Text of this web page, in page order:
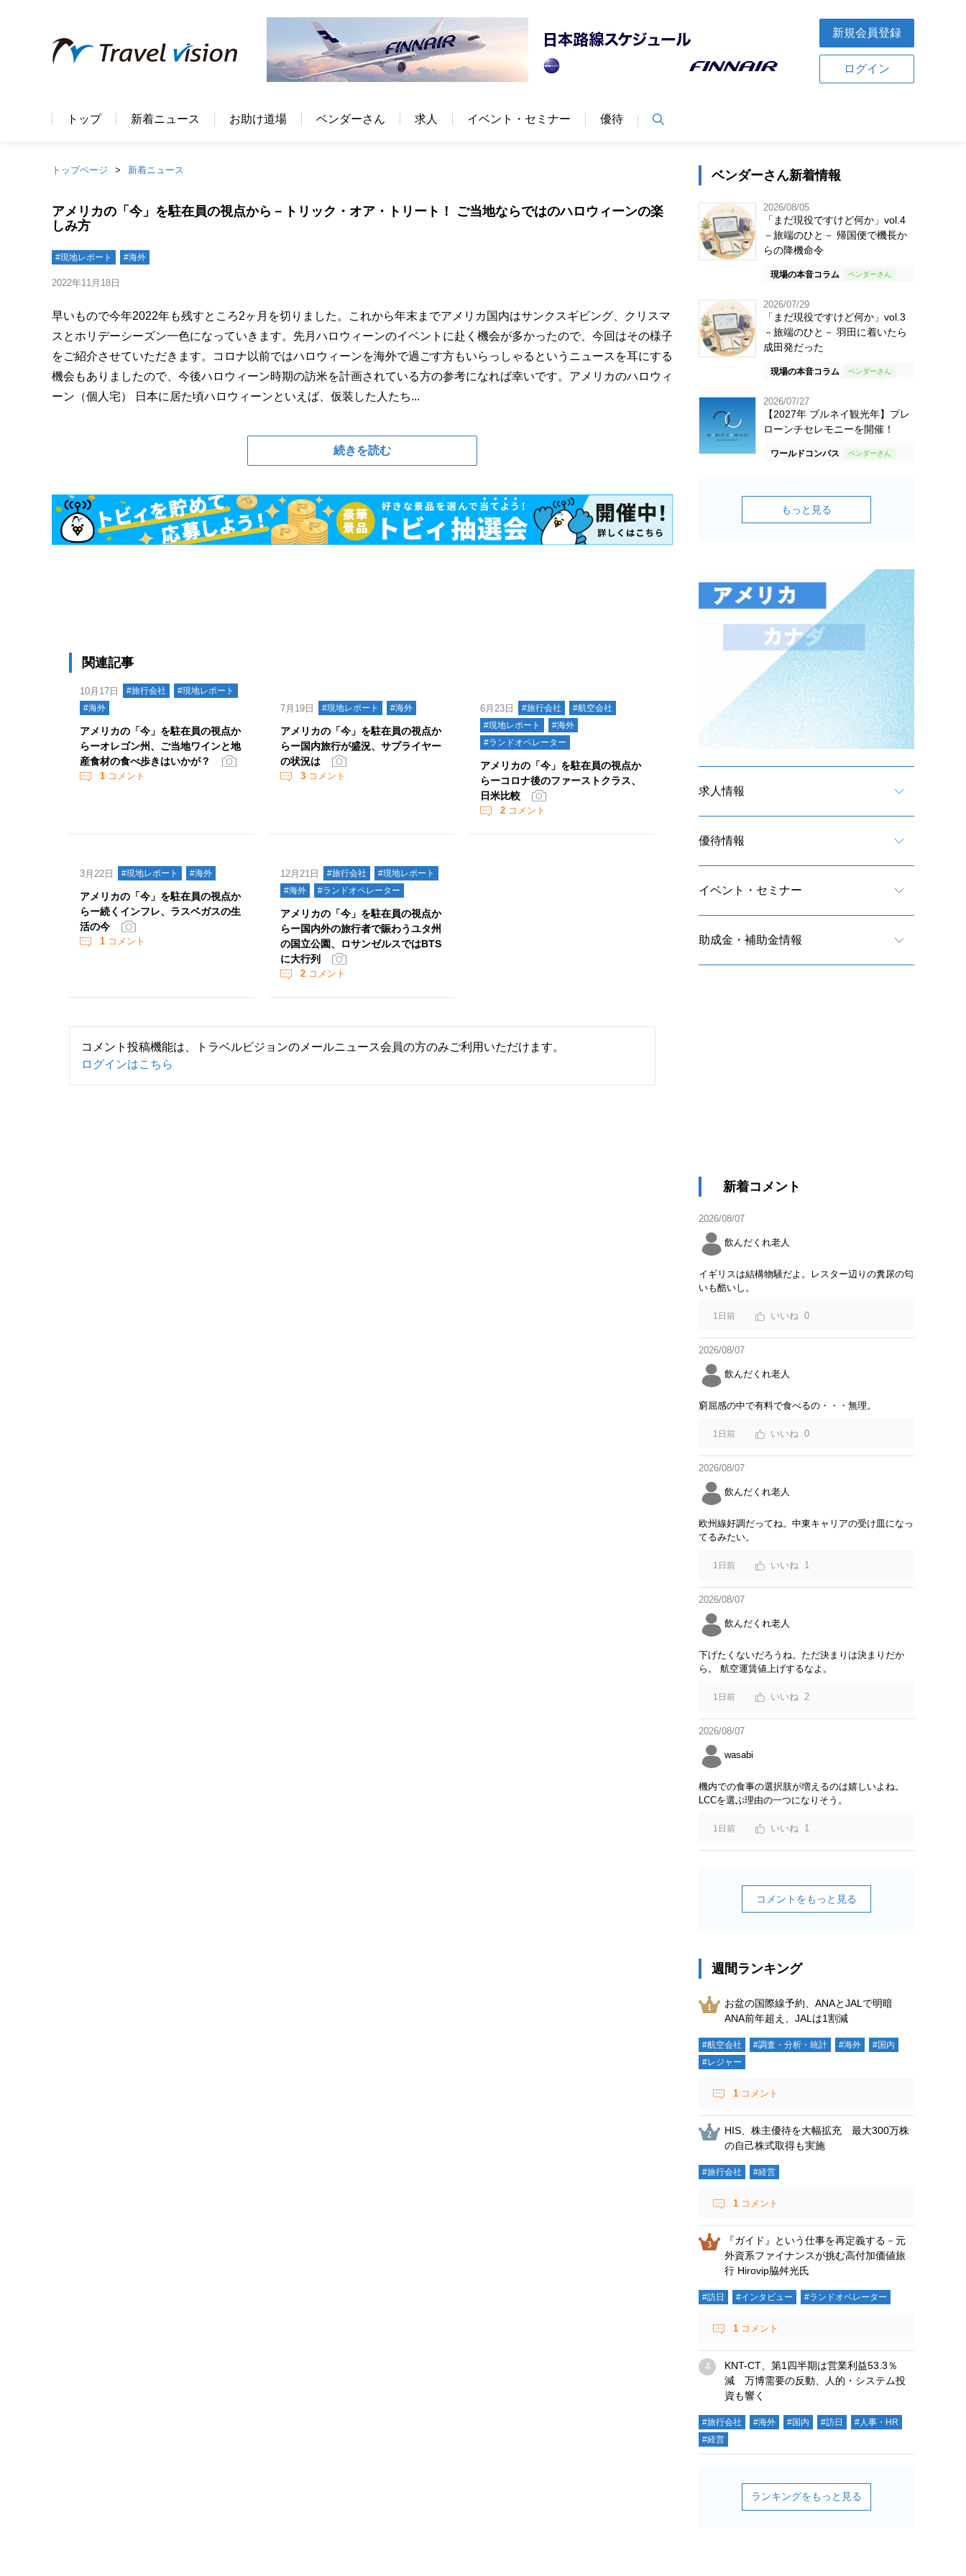
新規会員登録
ログイン
トップ 新着ニュース お助け道場 ベンダーさん 求人 イベント・セミナー 優待
トップページ 新着ニュース
アメリカの「今」を駐在員の視点から－トリック・オア・トリート！ ご当地ならではのハロウィーンの楽
しみ方
#現地レポート #海外
2022年11月18日
早いもので今年2022年も残すところ2ヶ月を切りました。これから年末までアメリカ国内はサンクスギビング、クリスマ
スとホリデーシーズン一色になっていきます。先月ハロウィーンのイベントに赴く機会が多かったので、今回はその様子
をご紹介させていただきます。コロナ以前ではハロウィーンを海外で過ごす方もいらっしゃるというニュースを耳にする
機会もありましたので、今後ハロウィーン時期の訪米を計画されている方の参考になれば幸いです。アメリカのハロウィ
ーン（個人宅） 日本に居た頃ハロウィーンといえば、仮装した人たち...
続きを読む
関連記事
10月17日 #旅行会社
#現地レポート
#海外
アメリカの「今」を駐在員の視点か
らーオレゴン州、ご当地ワインと地
産食材の食べ歩きはいかが？
1 コメント
7月19日 #現地レポート #海外
アメリカの「今」を駐在員の視点か
らー国内旅行が盛況、サプライヤー
の状況は
3コメント
6月23日 #旅行会社
#航空会社
#現地レポート
#海外
#ランドオペレーター
アメリカの「今」を駐在員の視点か
らーコロナ後のファーストクラス、
日米比較
2 コメント
3月22日 #現地レポート #海外
アメリカの「今」を駐在員の視点か
らー続くインフレ、ラスベガスの生
活の今
1 コメント
12月21日 #旅行会社
#現地レポート
#海外
#ランドオペレーター
アメリカの「今」を駐在員の視点か
らー国内外の旅行者で賑わうユタ州
の国立公園、ロサンゼルスではBTS
に大行列
2コメント
コメント投稿機能は、トラベルビジョンのメールニュース会員の方のみご利用いただけます。
ログインはこちら
ベンダーさん新着情報
2026/08/05
「まだ現役ですけど何か」vol.4
－旅端のひと－ 帰国便で機長か
らの降機命令
現場の本音コラム
2026/07/29
「まだ現役ですけど何か」vol.3
－旅端のひと－ 羽田に着いたら
成田発だった
現場の本音コラム
2026/07/27
【2027年 ブルネイ観光年】プレ
ローンチセレモニーを開催！
ワールドコンパス
もっと見る
求人情報
優待情報
イベント・セミナー
助成金・補助金情報
新着コメント
2026/08/07
飲んだくれ老人
イギリスは結構物騒だよ。レスター辺りの糞尿の匂
いも酷いし。
1日前 0
2026/08/07
飲んだくれ老人
窮屈感の中で有料で食べるの・・・無理。
1日前 0
2026/08/07
飲んだくれ老人
欧州線好調だってね。中東キャリアの受け皿になっ
てるみたい。
1日前 1
2026/08/07
飲んだくれ老人
下げたくないだろうね。ただ決まりは決まりだか
ら。 航空運賃値上げするなよ。
1日前 2
2026/08/07
wasabi
機内での食事の選択肢が増えるのは嬉しいよね。
LCCを選ぶ理由の一つになりそう。
1日前 1
コメントをもっと見る
週間ランキング
お盆の国際線予約、ANAとJALで明暗
ANA前年超え、JALは1割減
#航空会社 #調査・分析・統計 #海外
#国内
#レジャー
1 コメント
HIS、株主優待を大幅拡充 最大300万株
の自己株式取得も実施
#旅行会社 #経営
1 コメント
『ガイド』という仕事を再定義する－元
外資系ファイナンスが挑む高付加価値旅
行 Hirovip脇舛光氏
#訪日 #インタビュー #ランドオペレーター
1 コメント
KNT-CT、第1四半期は営業利益53.3％
減 万博需要の反動、人的・システム投
資も響く
#旅行会社 #海外 #国内 #訪日
#人事・HR
#経営